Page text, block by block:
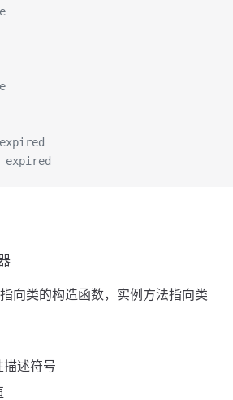
向类的构造函数，实例方法指向类
述符号